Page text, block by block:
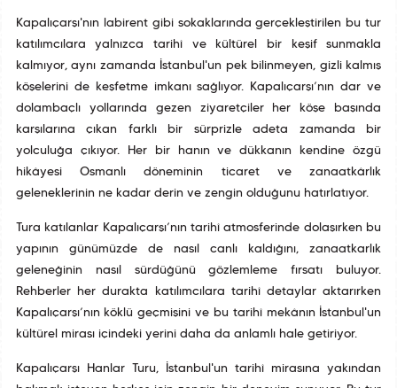
Kapalıçarşı'nın labirent gibi sokaklarında gerçekleştirilen bu tur
katılımcılara yalnızca tarihî ve kültürel bir keşif sunmakla
kalmıyor, aynı zamanda İstanbul'un pek bilinmeyen, gizli kalmış
köşelerini de keşfetme imkanı sağlıyor. Kapalıçarşı’nın dar ve
dolambaçlı yollarında gezen ziyaretçiler her köşe başında
karşılarına çıkan farklı bir sürprizle adeta zamanda bir
yolculuğa çıkıyor. Her bir hanın ve dükkanın kendine özgü
hikâyesi Osmanlı döneminin ticaret ve zanaatkârlık
geleneklerinin ne kadar derin ve zengin olduğunu hatırlatıyor.
Tura katılanlar Kapalıçarşı’nın tarihî atmosferinde dolaşırken bu
yapının günümüzde de nasıl canlı kaldığını, zanaatkarlık
geleneğinin nasıl sürdüğünü gözlemleme fırsatı buluyor.
Rehberler her durakta katılımcılara tarihî detaylar aktarırken
Kapalıçarşı’nın köklü geçmişini ve bu tarihî mekânın İstanbul'un
kültürel mirası içindeki yerini daha da anlamlı hale getiriyor.
Kapalıçarşı Hanlar Turu, İstanbul'un tarihî mirasına yakından